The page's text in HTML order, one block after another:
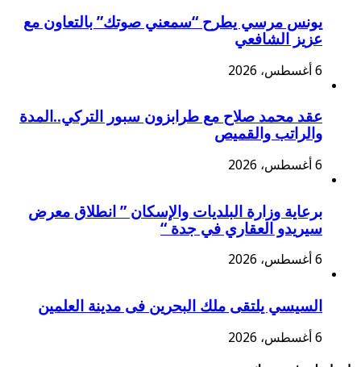
يونس مرسي يطرح “سمعني صوتك” بالتعاون مع
عزيز الشافعي
6 أغسطس، 2026
عقد محمد صلاح مع طرابزون سبور التركي..المدة
والراتب والقميص
6 أغسطس، 2026
برعاية وزارة البلديات والإسكان ” انطلاق معرض
سيريدو العقاري في جدة “
6 أغسطس، 2026
السيسي يلتقى ملك البحرين فى مدينة العلمين
6 أغسطس، 2026